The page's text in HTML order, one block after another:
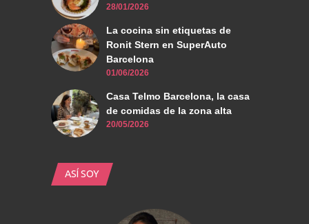
28/01/2026
La cocina sin etiquetas de
Ronit Stern en SuperAuto
Barcelona
01/06/2026
Casa Telmo Barcelona, la casa
de comidas de la zona alta
20/05/2026
ASÍ SOY